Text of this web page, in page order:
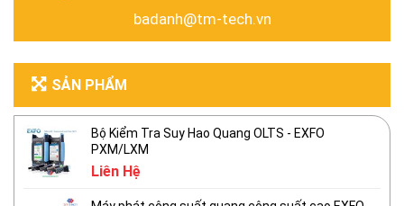
badanh@tm-tech.vn
SẢN PHẨM
Bộ Kiểm Tra Suy Hao Quang OLTS - EXFO
PXM/LXM
Liên Hệ